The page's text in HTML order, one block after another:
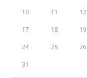
10 11 12
17 18 19
24 25 26
31